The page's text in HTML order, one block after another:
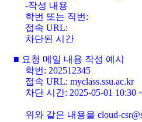
-작성 내용
학번 또는 직번:
접속 URL:
차단된 시간
■ 요청 메일 내용 작성 예시
학번: 202512345
접속 URL: myclass.ssu.ac.kr
차단 시간: 2025-05-01 10:30
위와 같은 내용을 cloud-